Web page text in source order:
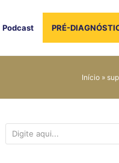
Podcast PRÉ-
Início »